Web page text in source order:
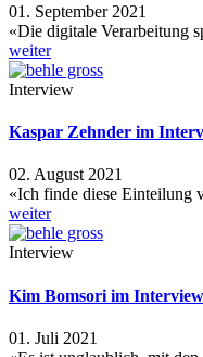
01. September 2021
«Die digitale Verarbeitung
weiter
Interview
Kaspar Zehnder im
02. August 2021
«Ich finde diese Einteilung
weiter
Interview
Kim Bomsori im Interview
01. Juli 2021